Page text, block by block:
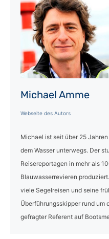
Michael Amme
Webseite des Autors
Michael ist seit über 25
dem Wasser unterwegs. Der
Reisereportagen in mehr als
Blauwasserrevieren
viele Segelreisen und seine
Überführungsskipper rund um
gefragter Referent auf